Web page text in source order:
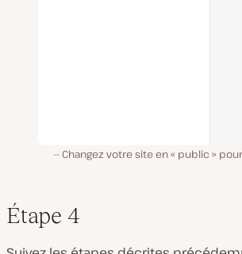
Changez votre site en « public »
Étape 4